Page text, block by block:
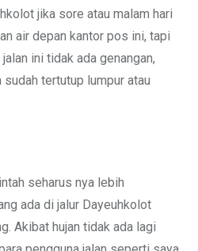
jika sore atau malam hari
air depan kantor pos ini, tapi
ini tidak ada genangan,
tertutup lumpur atau
seharus nya lebih
ada di jalur Dayeuhkolot
Akibat hujan tidak ada lagi